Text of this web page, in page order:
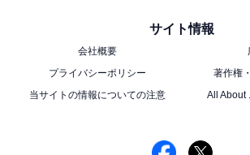
サイト情報
会社概要
プライバシーポリシー
著作権
当サイトの情報についての注意
All About